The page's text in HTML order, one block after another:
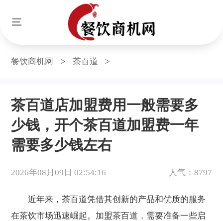
餐饮商机网 > 茶百道 >
茶百道店加盟费用一般需要多
少钱，开个茶百道加盟费一年
需要多少钱左右
2026年08月09日 02:54:16 人气：8797
近年来，茶百道凭借其创新的产品和优质的服务
在茶饮市场迅速崛起。加盟茶百道，需要准备一些启